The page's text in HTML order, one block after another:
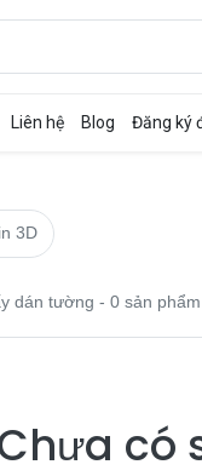
Liên hệ Blog Đăng ký
3D
dán tường - 0 sản phẩm
có